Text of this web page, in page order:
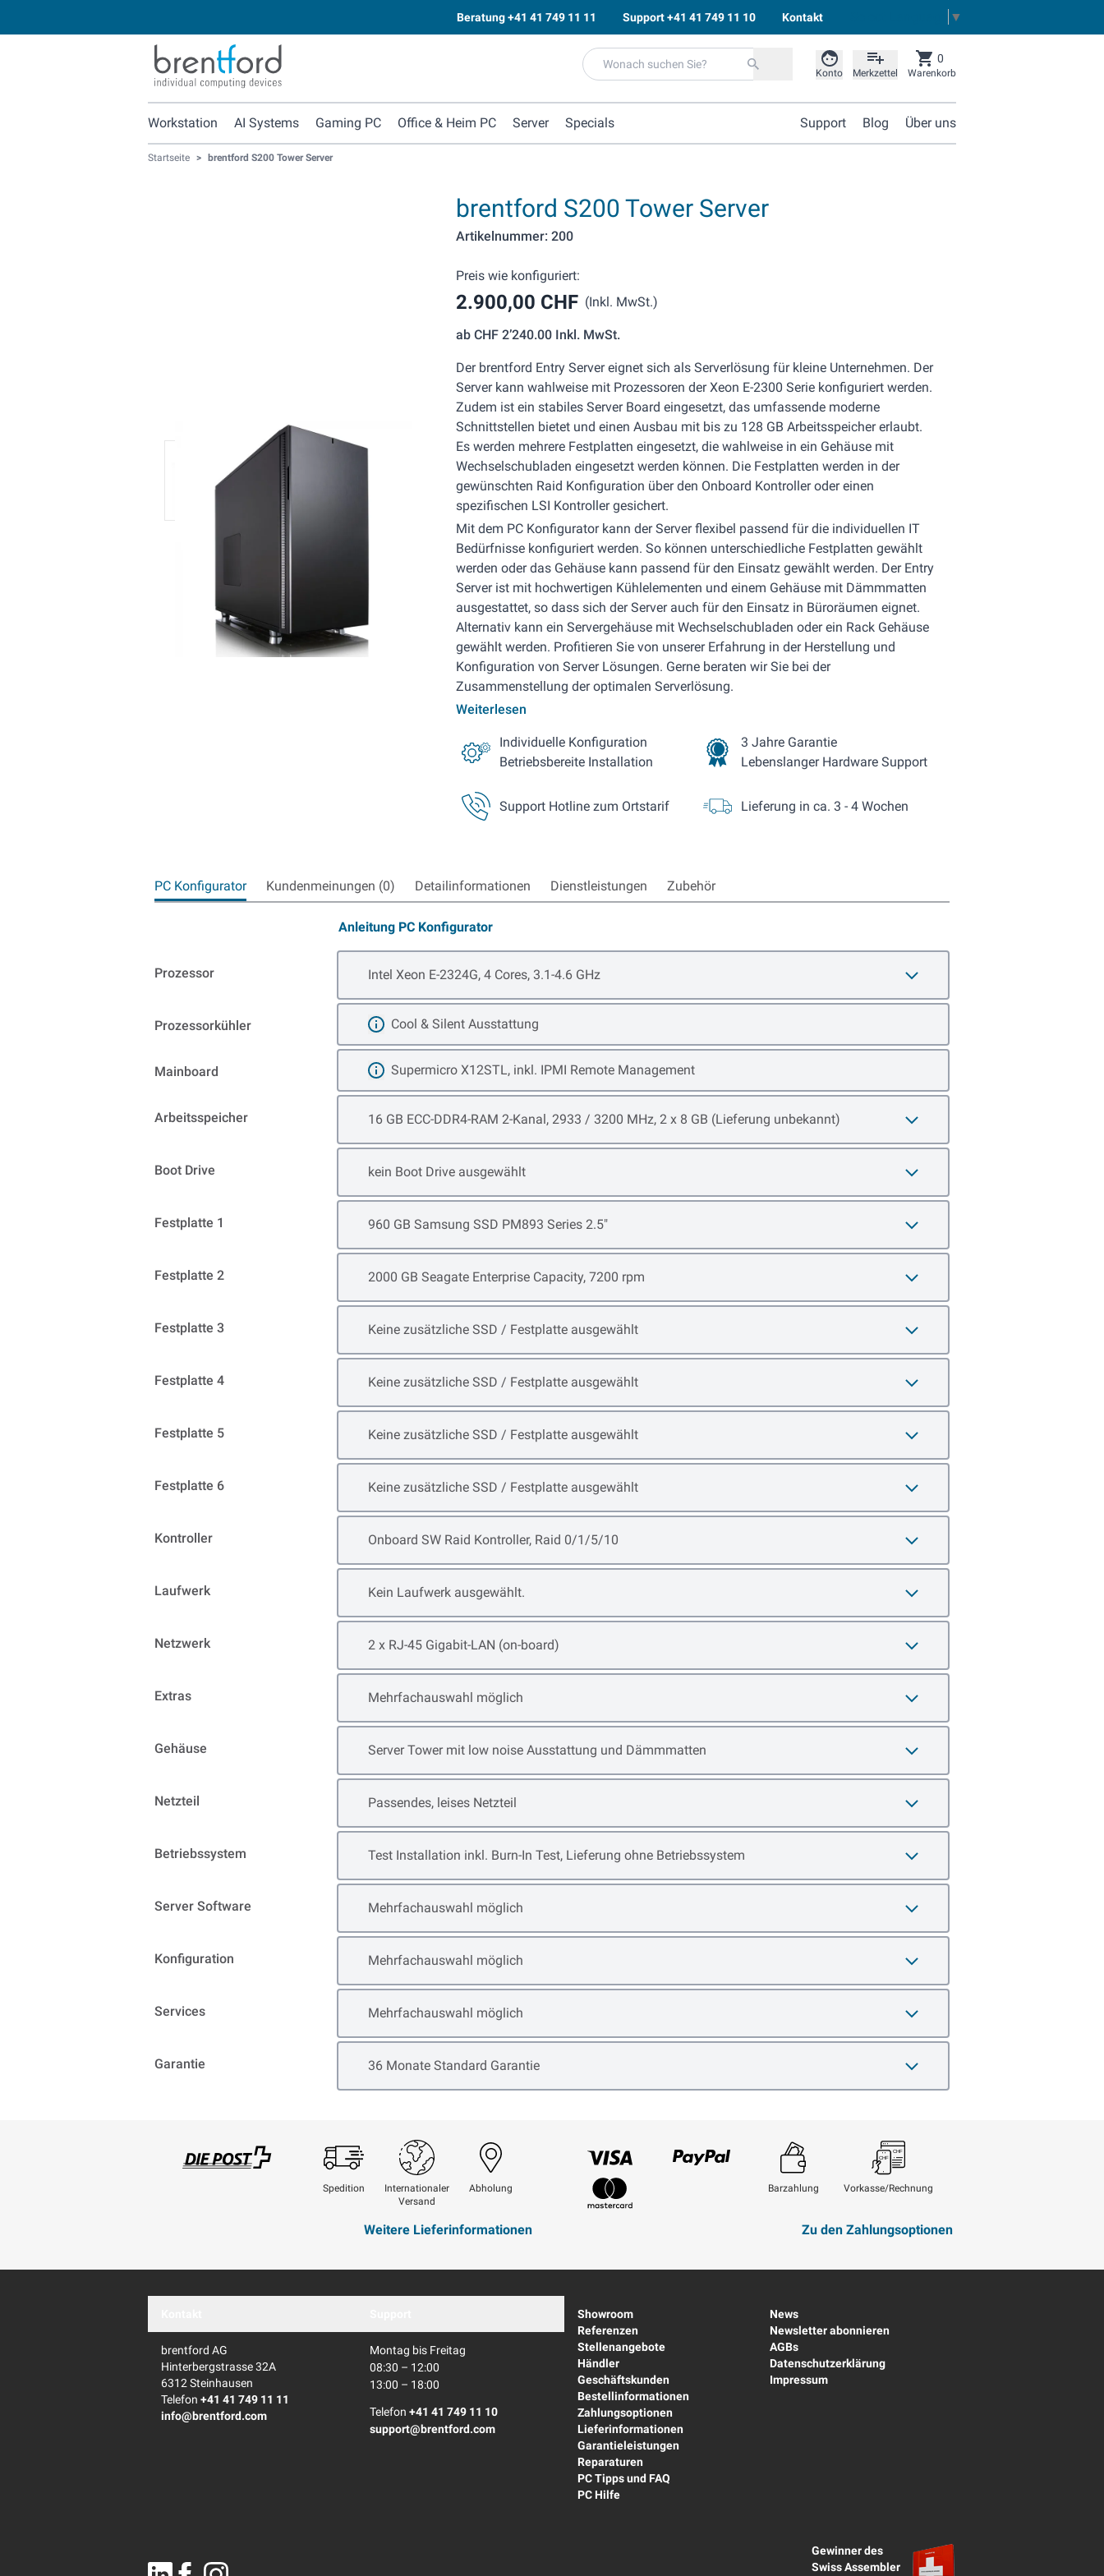
Beratung+41 41 749 11 11 Support+41 41 749 11 10 Kontakt ▼
Konto Merkzettel Warenkorb
0
Workstation AI Systems Gaming PC Office & Heim PC Server Specials Support Blog Über uns
Startseite > brentford S200 Tower Server
brentford S200 Tower Server
Artikelnummer: 200
Preis wie konfiguriert:
2.900,00 CHF (Inkl. MwSt.)
ab CHF 2’240.00Inkl. MwSt.
Der brentford Entry Server eignet sich als Serverlösung für kleine Unternehmen. Der
Server kann wahlweise mit Prozessoren der Xeon E-2300 Serie konfiguriert werden.
Zudem ist ein stabiles Server Board eingesetzt, das umfassende moderne
Schnittstellen bietet und einen Ausbau mit bis zu 128 GB Arbeitsspeicher erlaubt.
Es werden mehrere Festplatten eingesetzt, die wahlweise in ein Gehäuse mit
Wechselschubladen eingesetzt werden können. Die Festplatten werden in der
gewünschten Raid Konfiguration über den Onboard Kontroller oder einen
spezifischen LSI Kontroller gesichert.
Mit dem PC Konfigurator kann der Server flexibel passend für die individuellen IT
Bedürfnisse konfiguriert werden. So können unterschiedliche Festplatten gewählt
werden oder das Gehäuse kann passend für den Einsatz gewählt werden. Der Entry
Server ist mit hochwertigen Kühlelementen und einem Gehäuse mit Dämmmatten
ausgestattet, so dass sich der Server auch für den Einsatz in Büroräumen eignet.
Alternativ kann ein Servergehäuse mit Wechselschubladen oder ein Rack Gehäuse
gewählt werden. Profitieren Sie von unserer Erfahrung in der Herstellung und
Konfiguration von Server Lösungen. Gerne beraten wir Sie bei der
Zusammenstellung der optimalen Serverlösung.
Weiterlesen
Individuelle Konfiguration
Betriebsbereite Installation
3 Jahre Garantie
Lebenslanger Hardware Support
Support Hotline zum Ortstarif Lieferung in ca. 3 - 4 Wochen
PC Konfigurator Kundenmeinungen (0) Detailinformationen Dienstleistungen Zubehör
Anleitung PC Konfigurator
Prozessor Intel Xeon E-2324G, 4 Cores, 3.1-4.6 GHz
Open item options
Prozessorkühler
Mehr erfahren
Cool & Silent Ausstattung
Mainboard
Mehr erfahren
Supermicro X12STL, inkl. IPMI Remote Management
Arbeitsspeicher 16 GB ECC-DDR4-RAM 2-Kanal, 2933 / 3200 MHz, 2 x 8 GB (Lieferung unbekannt)
Open item options
Boot Drive kein Boot Drive ausgewählt
Open item options
Festplatte 1 960 GB Samsung SSD PM893 Series 2.5"
Open item options
Festplatte 2 2000 GB Seagate Enterprise Capacity, 7200 rpm
Open item options
Festplatte 3 Keine zusätzliche SSD / Festplatte ausgewählt
Open item options
Festplatte 4 Keine zusätzliche SSD / Festplatte ausgewählt
Open item options
Festplatte 5 Keine zusätzliche SSD / Festplatte ausgewählt
Open item options
Festplatte 6 Keine zusätzliche SSD / Festplatte ausgewählt
Open item options
Kontroller Onboard SW Raid Kontroller, Raid 0/1/5/10
Open item options
Laufwerk Kein Laufwerk ausgewählt.
Open item options
Netzwerk 2 x RJ-45 Gigabit-LAN (on-board)
Open item options
Extras Mehrfachauswahl möglich
Open item options
Gehäuse Server Tower mit low noise Ausstattung und Dämmmatten
Open item options
Netzteil Passendes, leises Netzteil
Open item options
Betriebssystem Test Installation inkl. Burn-In Test, Lieferung ohne Betriebssystem
Open item options
Server Software Mehrfachauswahl möglich
Open item options
Konfiguration Mehrfachauswahl möglich
Open item options
Services Mehrfachauswahl möglich
Open item options
Garantie 36 Monate Standard Garantie
Open item options
Spedition
Internationaler
Versand
Abholung
Weitere Lieferinformationen
Visum
Barzahlung Vorkasse/Rechnung
Zu den Zahlungsoptionen
brentford AG
Hinterbergstrasse 32A
6312 Steinhausen
Telefon +41 41 749 11 11
info@brentford.com
Montag bis Freitag
08:30 – 12:00
13:00 – 18:00
Telefon +41 41 749 11 10
support@brentford.com
Showroom
Referenzen
Stellenangebote
Händler
Geschäftskunden
Bestellinformationen
Zahlungsoptionen
Lieferinformationen
Garantieleistungen
Reparaturen
PC Tipps und FAQ
PC Hilfe
News
Newsletter abonnieren
AGBs
Datenschutzerklärung
Impressum
Gewinner des
Swiss Assembler